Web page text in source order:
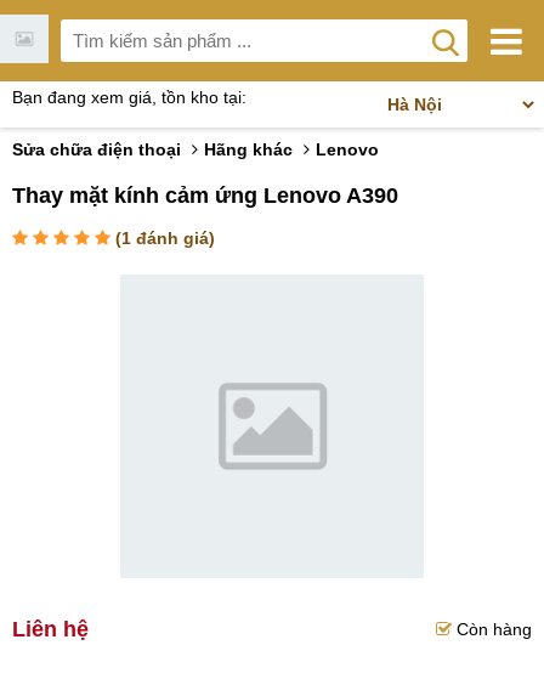
Bạn đang xem giá, tồn kho tại:
Sửa chữa điện thoại Hãng khác Lenovo
Thay mặt kính cảm ứng Lenovo A390
(1 đánh giá)
Liên hệ Còn hàng